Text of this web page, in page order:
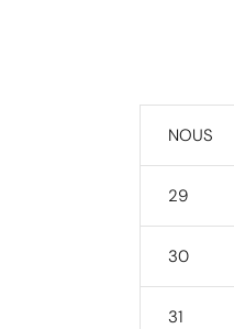
NOUS
29
30
31